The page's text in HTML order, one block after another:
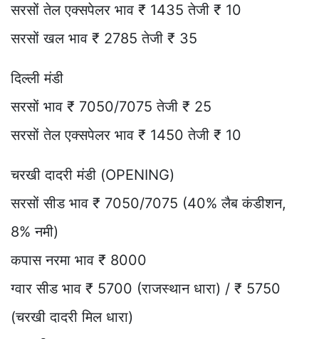
सरसों तेल एक्सपेलर भाव ₹ 1435 तेजी ₹ 10
सरसों खल भाव ₹ 2785 तेजी ₹ 35
दिल्ली मंडी
सरसों भाव ₹ 7050/7075 तेजी ₹ 25
सरसों तेल एक्सपेलर भाव ₹ 1450 तेजी ₹ 10
चरखी दादरी मंडी (OPENING)
सरसों सीड भाव ₹ 7050/7075 (40% लैब कंडीशन,
8% नमी)
कपास नरमा भाव ₹ 8000
ग्वार सीड भाव ₹ 5700 (राजस्थान धारा) / ₹ 5750
(चरखी दादरी मिल धारा)